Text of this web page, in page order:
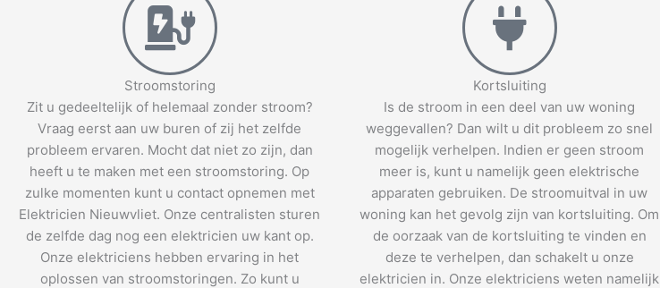
Stroomstoring
Zit u gedeeltelijk of helemaal zonder stroom?
Vraag eerst aan uw buren of zij het zelfde
probleem ervaren. Mocht dat niet zo zijn, dan
heeft u te maken met een stroomstoring. Op
zulke momenten kunt u contact opnemen met
Elektricien Nieuwvliet. Onze centralisten sturen
de zelfde dag nog een elektricien uw kant op.
Onze elektriciens hebben ervaring in het
oplossen van stroomstoringen. Zo kunt u
Kortsluiting
Is de stroom in een deel van uw woning
weggevallen? Dan wilt u dit probleem zo snel
mogelijk verhelpen. Indien er geen stroom
meer is, kunt u namelijk geen elektrische
apparaten gebruiken. De stroomuitval in uw
woning kan het gevolg zijn van kortsluiting. Om
de oorzaak van de kortsluiting te vinden en
deze te verhelpen, dan schakelt u onze
elektricien in. Onze elektriciens weten namelijk